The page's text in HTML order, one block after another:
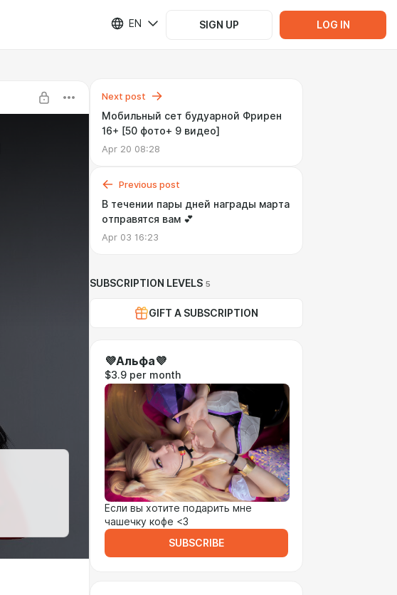
EN SIGN UP LOG IN
Next post
Мобильный сет будуарной Фрирен
16+ [50 фото+ 9 видео]
Apr 20 08:28
Previous post
В течении пары дней награды марта
отправятся вам 💕
Apr 03 16:23
SUBSCRIPTION LEVELS 5
GIFT A SUBSCRIPTION
💜Альфа💜
$3.9 per month
Если вы хотите подарить мне
чашечку кофе <3
SUBSCRIBE